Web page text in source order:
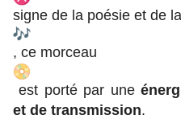
signe de la poésie et de
, ce morceau
est porté par une
et de transmission.